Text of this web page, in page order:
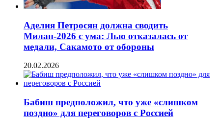
Аделия Петросян должна сводить
Милан-2026 с ума: Лью отказалась от
медали, Сакамото от обороны
20.02.2026
Бабиш предположил, что уже «слишком
поздно» для переговоров с Россией